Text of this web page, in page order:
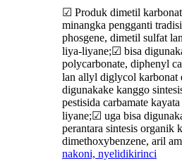
☑ Produk dimetil
minangka pengganti
phosgene, dimetil sulfat
liya-liyane;☑ bisa
polycarbonate, diphenyl
lan allyl diglycol karbonat
digunakake kanggo
pestisida carbamate
liyane;☑ uga bisa
perantara sintesis organik
dimethoxybenzene, aril
nakoni, nyelidikirinci